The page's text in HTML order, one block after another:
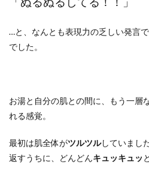
…と、なんとも表現力の乏しい発言
でした。
お湯と自分の肌との間に、もう一層
れる感覚。
最初は肌全体がツルツルしていまし
返すうちに、どんどんキュッキュッ